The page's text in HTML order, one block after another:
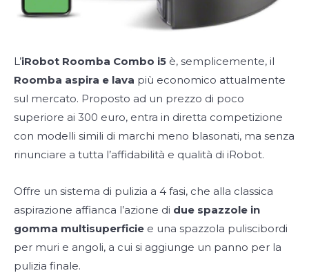
L’iRobot Roomba Combo i5 è, semplicemente, il
Roomba aspira e lava più economico attualmente
sul mercato. Proposto ad un prezzo di poco
superiore ai 300 euro, entra in diretta competizione
con modelli simili di marchi meno blasonati, ma senza
rinunciare a tutta l’affidabilità e qualità di iRobot.
Offre un sistema di pulizia a 4 fasi, che alla classica
aspirazione affianca l’azione di due spazzole in
gomma multisuperficie e una spazzola puliscibordi
per muri e angoli, a cui si aggiunge un panno per la
pulizia finale.